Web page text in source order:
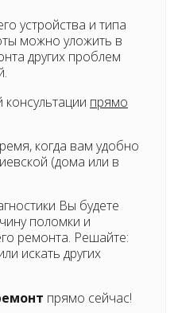
устройства и типа
можно уложить в
других проблем
прямо
когда вам удобно
(дома или в
Вы будете
поломки и
ремонта. Решайте:
искать других
прямо сейчас!